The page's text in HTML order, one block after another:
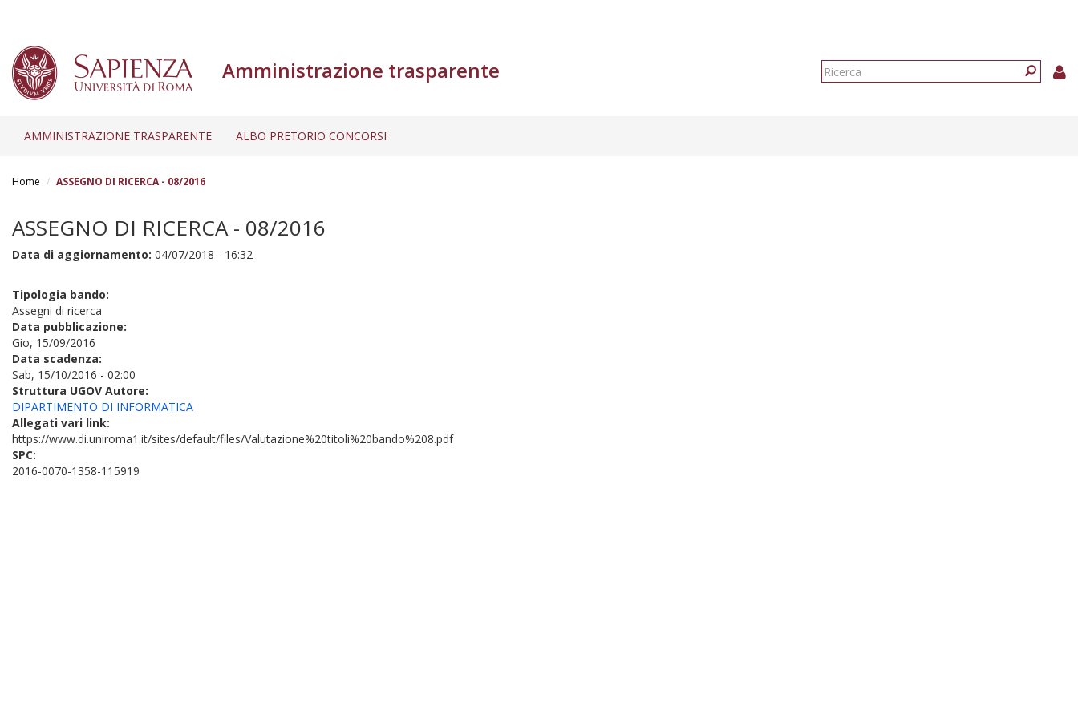
Amministrazione trasparente
Form
AMMINISTRAZIONE TRASPARENTE ALBO PRETORIO CONCORSI
Home ASSEGNO DI RICERCA - 08/2016
ASSEGNO DI RICERCA - 08/2016
Data di aggiornamento: 04/07/2018 - 16:32
Tipologia bando:
Assegni di ricerca
Data pubblicazione:
Gio, 15/09/2016
Data scadenza:
Sab, 15/10/2016 - 02:00
Struttura UGOV Autore:
DIPARTIMENTO DI INFORMATICA
Allegati vari link:
https://www.di.uniroma1.it/sites/default/files/Valutazione%20titoli%20bando%208.pdf
SPC:
2016-0070-1358-115919